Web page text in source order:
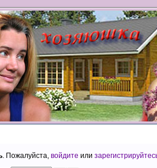
. Пожалуйста, войдите или